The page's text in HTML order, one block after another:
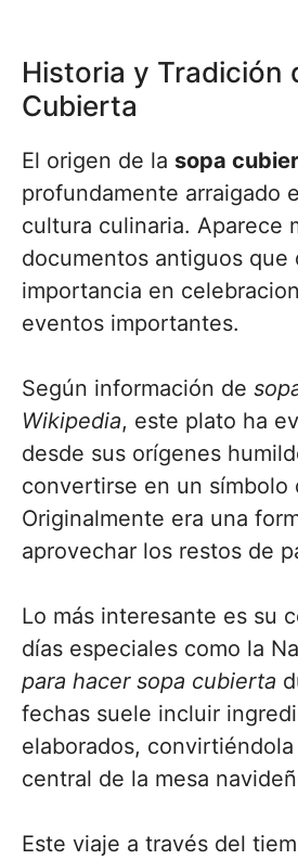
Historia y Tradición
Cubierta
El origen de la sopa
profundamente arraigado
cultura culinaria. Aparece
documentos antiguos que
importancia en
eventos importantes.
Según información de
Wikipedia, este plato ha
desde sus orígenes
convertirse en un símbolo
Originalmente era una
aprovechar los restos de
Lo más interesante es su
días especiales como la
para hacer sopa cubierta
fechas suele incluir
elaborados,
central de la mesa
Este viaje a través del